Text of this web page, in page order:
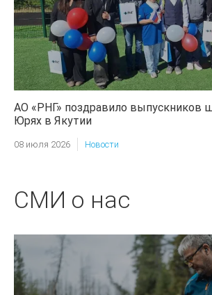
АО «РНГ» поздравило выпускников
Юрях в Якутии
08 июля 2026 Новости
СМИ о нас